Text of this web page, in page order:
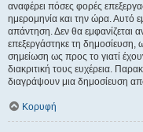
αναφέρει πόσες φορές
ημερομηνία και την ώρα. Αυτό
απάντηση. Δεν θα εμφανίζεται
επεξεργάστηκε τη
σημείωση ως προς το γιατί
διακριτική τους ευχέρεια.
διαγράψουν μια δημοσίευση
Κορυφή